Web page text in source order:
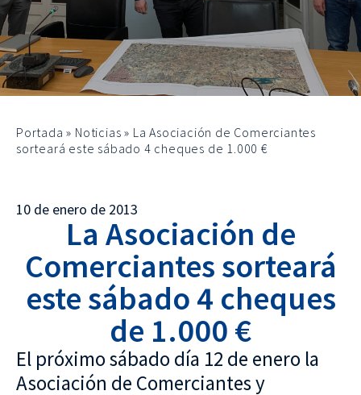
Portada » Noticias » La Asociación de Comerciantes
sorteará este sábado 4 cheques de 1.000 €
10 de enero de 2013
La Asociación de
Comerciantes sorteará
este sábado 4 cheques
de 1.000 €
El próximo sábado día 12 de enero la
Asociación de Comerciantes y